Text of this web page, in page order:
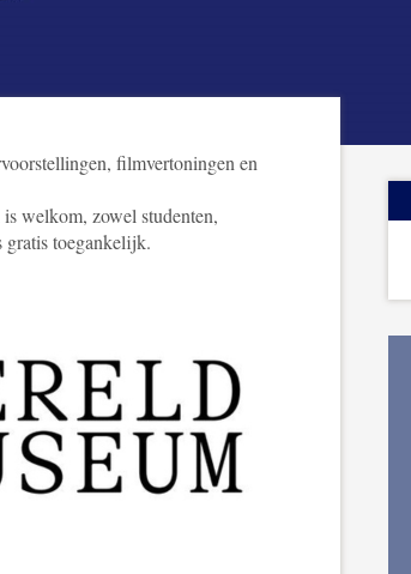
filmvertoningen en
welkom, zowel studenten,
gratis toegankelijk.